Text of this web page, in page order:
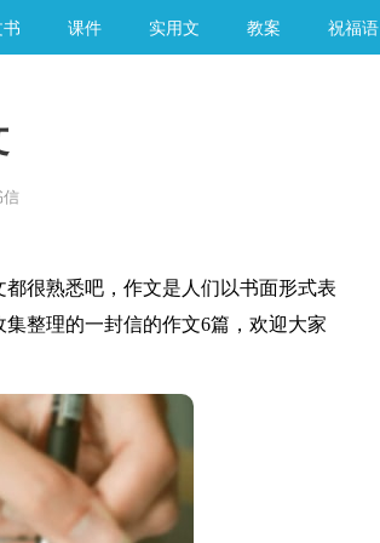
课件 实用文 教案 祝福语
信
很熟悉吧，作文是人们以书面形式表
整理的一封信的作文6篇，欢迎大家